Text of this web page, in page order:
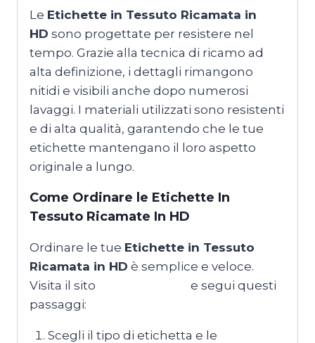
Le Etichette in Tessuto Ricamata in
HD sono progettate per resistere nel
tempo. Grazie alla tecnica di ricamo ad
alta definizione, i dettagli rimangono
nitidi e visibili anche dopo numerosi
lavaggi. I materiali utilizzati sono resistenti
e di alta qualità, garantendo che le tue
etichette mantengano il loro aspetto
originale a lungo.
Come Ordinare le Etichette In
Tessuto Ricamate In HD
Ordinare le tue Etichette in Tessuto
Ricamata in HD è semplice e veloce.
Visita il sito
e segui questi
passaggi:
Scegli il tipo di etichetta e le